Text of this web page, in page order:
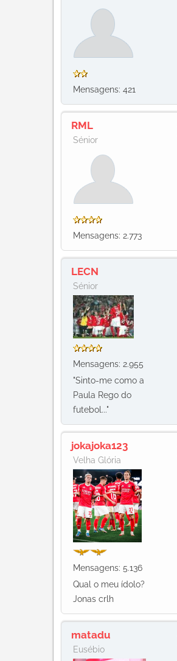
Mensagens: 421
RML
Sénior
Mensagens: 2.773
LECN
Sénior
Mensagens: 2.955
"Sinto-me como a
Paula Rego do
futebol..."
jokajoka123
Velha Glória
Mensagens: 5.136
Qual o meu ídolo?
Jonas crlh
matadu
Eusébio